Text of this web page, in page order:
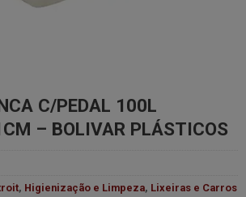
C/PEDAL 100L
– BOLIVAR PLÁSTICOS
, Higienização e Limpeza, Lixeiras e Carros